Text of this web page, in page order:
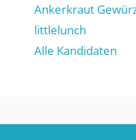
Ankerkraut
littlelunch
Alle Kandidaten